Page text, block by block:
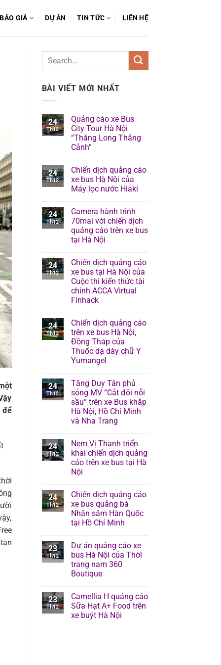
BÁO GIÁ DỰ ÁN TIN TỨC LIÊN HỆ
để
BÀI VIẾT MỚI NHẤT
24
Th12
Quảng cáo xe Bus
City Tour Hà Nội
“Thăng Long Thắng
Cảnh”
24
Th12
Chiến dịch quảng cáo
xe bus Hà Nội của
Máy lọc nước Hiaki
24
Th12
Camera hành trình
70mai với chiến dịch
quảng cáo trên xe bus
tại Hà Nội
24
Th12
Chiến dịch quảng cáo
xe bus tại Hà Nội của
Cuộc thi kiến thức tài
chính ACCA Virtual
Finhack
24
Th12
Chiến dịch quảng cáo
trên xe bus Hà Nội,
Đồng Tháp của
Thuốc dạ dày chữ Y
Yumangel
24
Th12
Tăng Duy Tân phủ
sóng MV “Cắt đôi nỗi
sầu” trên xe Bus khắp
Hà Nội, Hồ Chí Minh
và Nha Trang
24
Th12
Nem Vị Thanh triển
khai chiến dịch quảng
cáo trên xe bus tại Hà
Nội
24
Th12
Chiến dịch quảng cáo
xe bus quảng bá
Nhân sâm Hàn Quốc
tại Hồ Chí Minh
23
Th12
Dự án quảng cáo xe
bus Hà Nội của Thời
trang nam 360
Boutique
23
Th12
Camellia H quảng cáo
Sữa Hạt A+ Food trên
xe buýt Hà Nội